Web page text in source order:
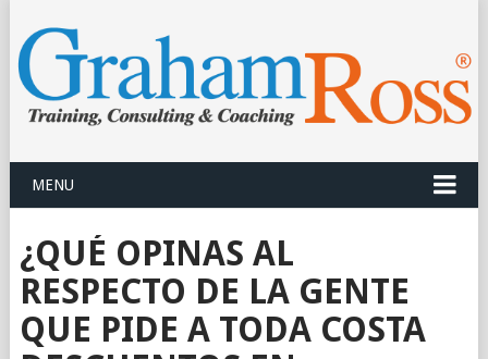
MENU
¿QUÉ OPINAS AL
RESPECTO DE LA GENTE
QUE PIDE A TODA COSTA